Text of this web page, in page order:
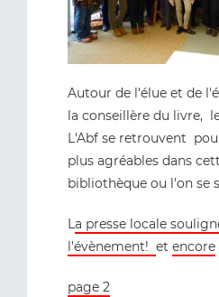
Autour de l'élue et de
la conseillère du livre,
L'Abf se retrouvent
plus agréables dans
bibliothèque ou l'on se
La presse locale
l'évènement! et encore
page 2